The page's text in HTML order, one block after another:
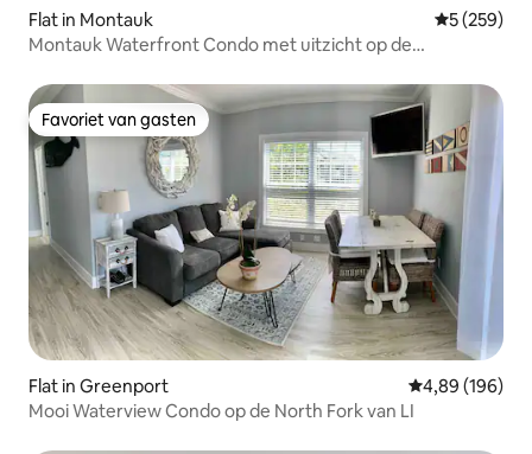
Flat in Montauk
5 (259)
Montauk Waterfront Condo met uitzicht op de
Favoriet van gasten
Favoriet van gasten
Flat in Greenport Gemiddelde
4,89 (196)
Mooi Waterview Condo op de North Fork van LI